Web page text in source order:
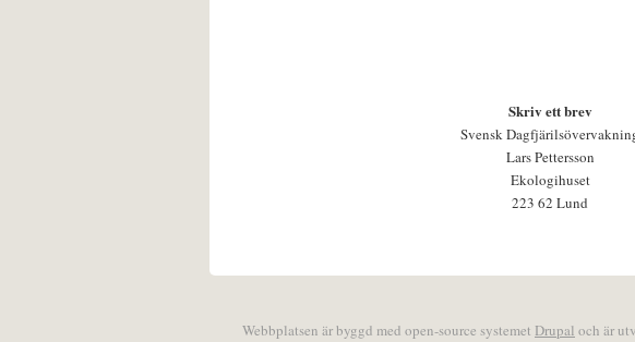
Skriv ett brev
Svensk
Lars Pettersson
Ekologihuset
223 62 Lund
Webbplatsen är byggd med open-source systemet Drupal och är